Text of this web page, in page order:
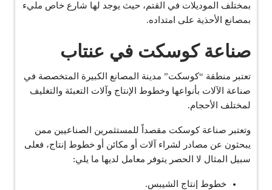
بمختلف الموديلات في القتم، حيث يوجد لها شارع خاص مليء
بمصانع الأحذية على امتداده.
صناعة كوسكت في عنتاب
تعتبر منطقة “كوسكت” مدينة المصانع الكبيرة المتخصصة في
صناعة الآلات بأنواعها وخطوط الإنتاج وآلات التعبئة والتغليف
لمختلف الأحجام.
وتعتبر صناعة كوسكت مقصداً للمستثمرين الصناعيين ممن
يبحثون عن مصادر لشراء آلات أو مكائن أو خطوط إنتاج، فعلى
سبيل المثال لا الحصر يتوفر معامل لديها ما يلي:
خطوط إنتاج الشيبس.